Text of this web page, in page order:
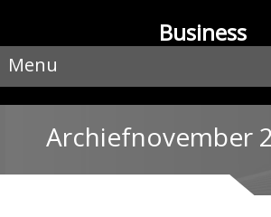
Business
Menu
Archiefnovember